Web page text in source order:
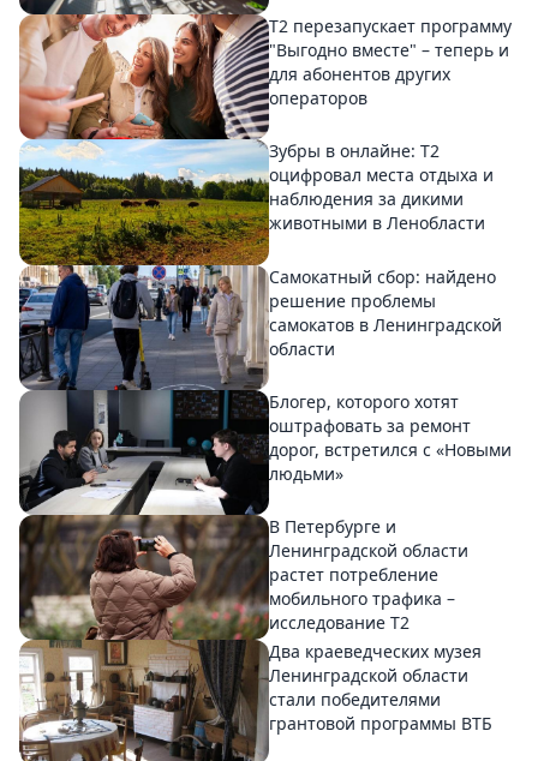
Т2 перезапускает программу
"Выгодно вместе" – теперь и
для абонентов других
операторов
Зубры в онлайне: Т2
оцифровал места отдыха и
наблюдения за дикими
животными в Ленобласти
Самокатный сбор: найдено
решение проблемы
самокатов в Ленинградской
области
Блогер, которого хотят
оштрафовать за ремонт
дорог, встретился с «Новыми
людьми»
В Петербурге и
Ленинградской области
растет потребление
мобильного трафика –
исследование T2
Два краеведческих музея
Ленинградской области
стали победителями
грантовой программы ВТБ